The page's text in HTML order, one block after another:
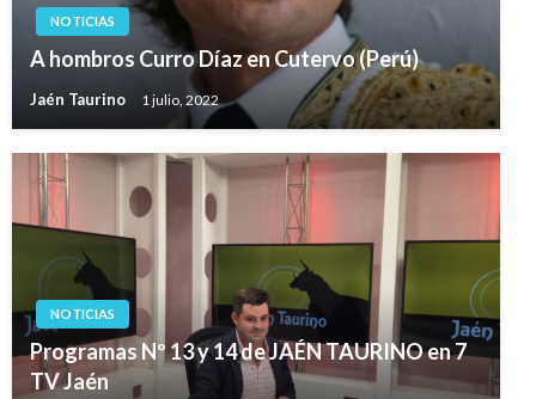
NOTICIAS
A hombros Curro Díaz en Cutervo (Perú)
Jaén Taurino 1 julio, 2022
NOTICIAS
Programas Nº 13 y 14 de JAÉN TAURINO en 7
TV Jaén